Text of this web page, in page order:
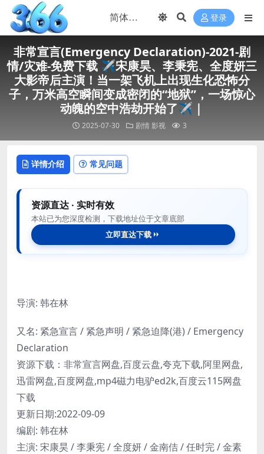
登录
非常宣言(Emergency Declaration)-2021-剧
情/灾难-免费下载 ✈️宋康昊、李秉宪、全度妍三
大影帝后主演！当一架飞机上出现生化恐怖分
子，万米高空瞬间变成密闭的“地狱”，一场惊心
动魄的空中浩劫开始了✈️｜
2025-07-30 剧情影视 3
详情介绍 常见问题
资源直达 · 实时有效
本站已为您深度检测，下载地址位于文章底部
立即直达下载
导演: 韩在林
又名: 紧急宣言 / 紧急声明 / 紧急迫降(港) / Emergency
Declaration
资源下载：非常宣言网盘,百度云盘,夸克下载,阿里网盘,
迅雷网盘,百度网盘,mp4磁力电驴ed2k,百度云115网盘
下载
更新日期:2022-09-09
编剧: 韩在林
主演: 宋康昊 / 李秉宪 / 全度妍 / 金南佶 / 任时完 / 金素